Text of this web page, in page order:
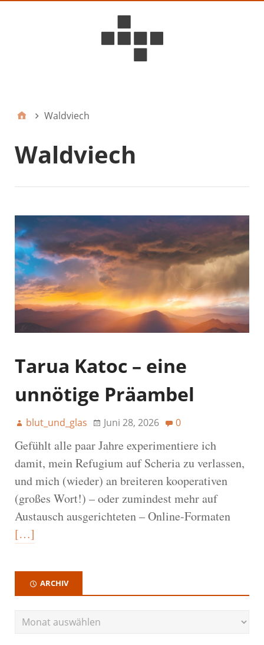
Waldviech
Waldviech
Tarua Katoc – eine
unnötige Präambel
blut_und_glas Juni 28, 2026 0
Gefühlt alle paar Jahre experimentiere ich
damit, mein Refugium auf Scheria zu verlassen,
und mich (wieder) an breiteren kooperativen
(großes Wort!) – oder zumindest mehr auf
Austausch ausgerichteten – Online-Formaten
[…]
ARCHIV